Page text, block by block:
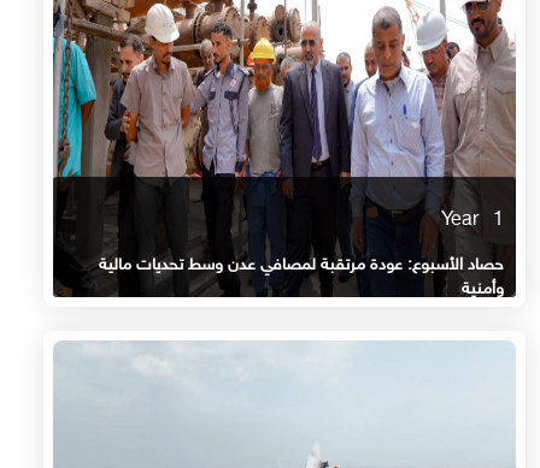
1 Year
حصاد الأسبوع: عودة مرتقبة لمصافي عدن وسط تحديات مالية
وأمنية